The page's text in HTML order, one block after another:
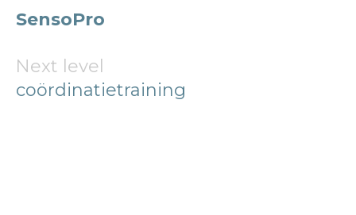
SensoPro
Next level
coördinatie­training